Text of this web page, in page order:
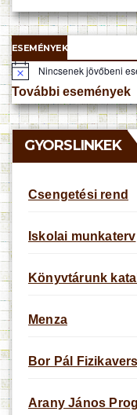
ESEMÉNYEK
N
o
t
i
c
e
Nincsenek jövőbeni
További események
GYORSLINKEK
Csengetési rend
Iskolai munkaterv
Könyvtárunk
Menza
Bor Pál
Arany János